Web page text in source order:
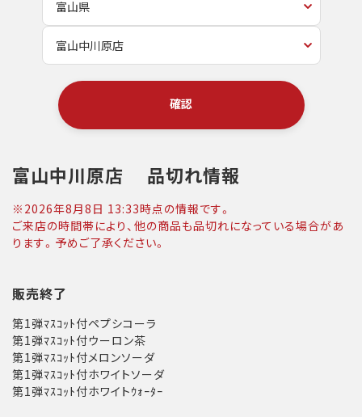
確認
富山中川原店 品切れ情報
※ 2026年8月8日 13:33時点の情報です。
ご来店の時間帯により、他の商品も品切れになっている場合があ
ります。予めご了承ください。
販売終了
第1弾ﾏｽｺｯﾄ付ペプシコーラ
第1弾ﾏｽｺｯﾄ付ウーロン茶
第1弾ﾏｽｺｯﾄ付メロンソーダ
第1弾ﾏｽｺｯﾄ付ホワイトソーダ
第1弾ﾏｽｺｯﾄ付ホワイトｳｫｰﾀｰ